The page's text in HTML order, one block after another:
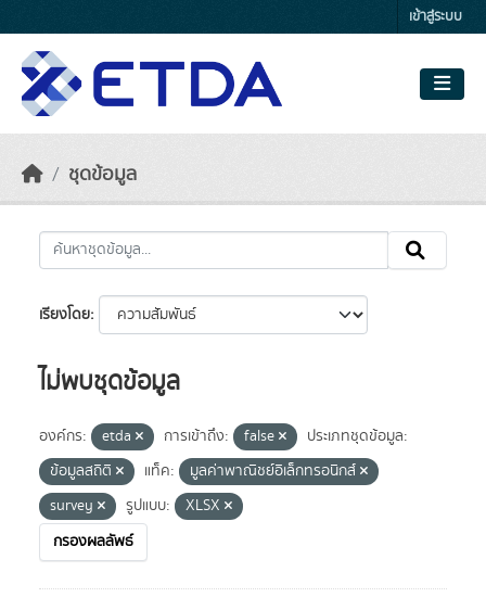
เข้าสู่ระบบ
ชุดข้อมูล
เรียงโดย
ไม่พบชุดข้อมูล
องค์กร: etda การเข้าถึง: false
ประเภทชุดข้อมูล:
ข้อมูลสถิติ
แท็ค:
มูลค่าพาณิชย์อิเล็กทรอนิกส์
survey
รูปแบบ:
XLSX
กรองผลลัพธ์